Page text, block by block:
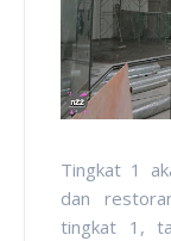
Tingkat 1
dan
tingkat 1,